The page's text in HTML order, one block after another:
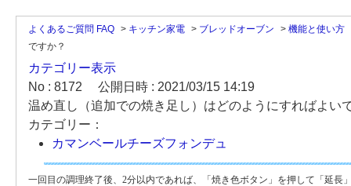
よくあるご質問 FAQ > キッチン家電 > ブレッドオーブン > 機能と使い方
ですか？
カテゴリー表示
No : 8172
公開日時 : 2021/03/15 14:19
温め直し（追加での焼き足し）はどのようにすればよい
カテゴリー：
カマンベールチーズフォンデュ
一回目の調理終了後、2分以内であれば、「焼き色ボタン」を押して「延